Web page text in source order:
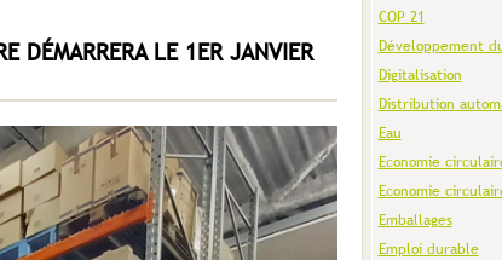
DÉMARRERA LE 1ER JANVIER
COP 21
Développement
Digitalisation
Distribution
Eau
Economie
Economie
Emballages
Emploi durable